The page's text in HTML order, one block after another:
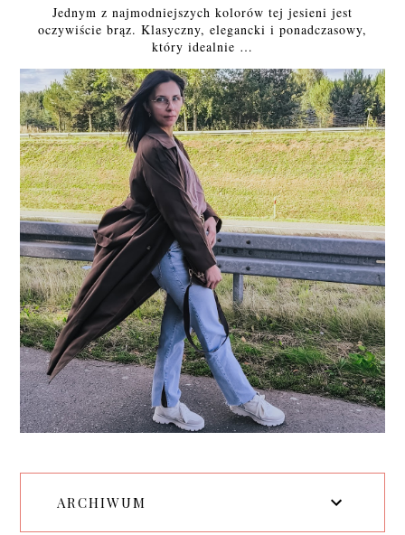
Jednym z najmodniejszych kolorów tej jesieni jest
oczywiście brąz. Klasyczny, elegancki i ponadczasowy,
który idealnie …
ARCHIWUM